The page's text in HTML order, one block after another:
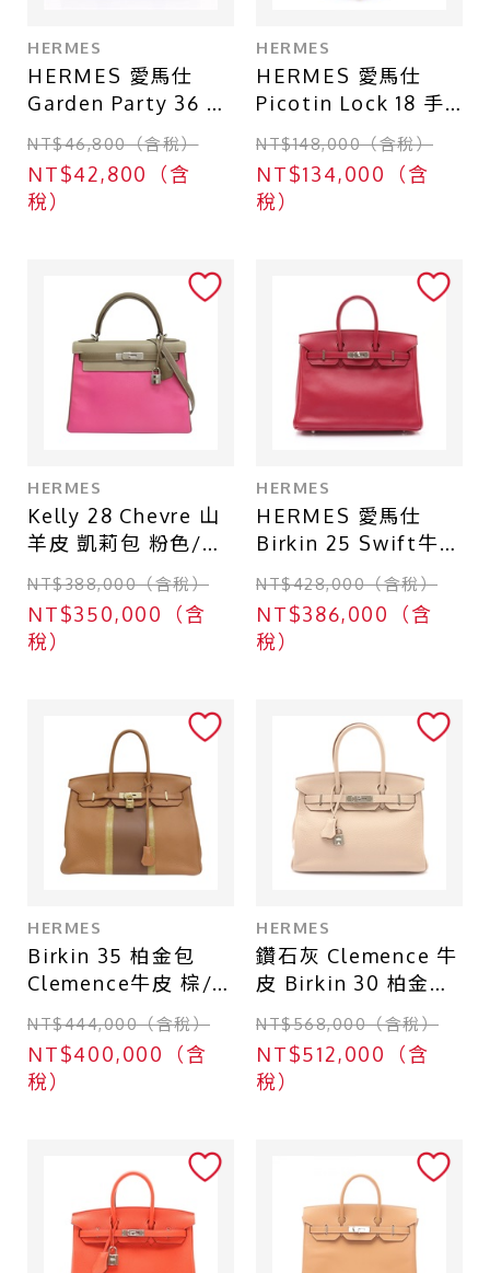
HERMES
HERMES 愛馬仕
Garden Party 36 手
提包 黑色 Toile帆布
Negonda 牛皮 □O
刻
NT$46,800（含稅）
NT$42,800（含
稅）
HERMES
HERMES 愛馬仕
Picotin Lock 18 手
提包 積雨雲灰
Taurillon
Clemence牛皮 U刻
金扣 H056289CC
NT$148,000（含稅）
NT$134,000（含
稅）
HERMES
Kelly 28 Chevre 山
羊皮 凱莉包 粉色/大
象灰 銀扣 □N刻 兩
用包【HERMES 愛
馬仕】
NT$388,000（含稅）
NT$350,000（含
稅）
HERMES
HERMES 愛馬仕
Birkin 25 Swift牛皮
柏金包 寶石紅 銀扣
□N刻 手提包 無鎖頭
組
NT$428,000（含稅）
NT$386,000（含
稅）
HERMES
Birkin 35 柏金包
Clemence牛皮 棕/
金色 蜥蜴皮 金扣 口
O刻 手提包
【HERMES 愛馬
仕】
NT$444,000（含稅）
NT$400,000（含
稅）
HERMES
鑽石灰 Clemence 牛
皮 Birkin 30 柏金包
手提包 □Q刻 銀扣
【HERMES 愛馬
仕】
NT$568,000（含稅）
NT$512,000（含
稅）